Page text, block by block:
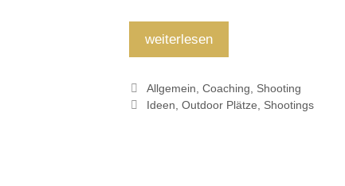
weiterlesen4
Jahreszeiten
Plätze
Kategorien
Allgemein Coaching
Shooting
Schlagwörter
Ideen Outdoor Plätze Shootings